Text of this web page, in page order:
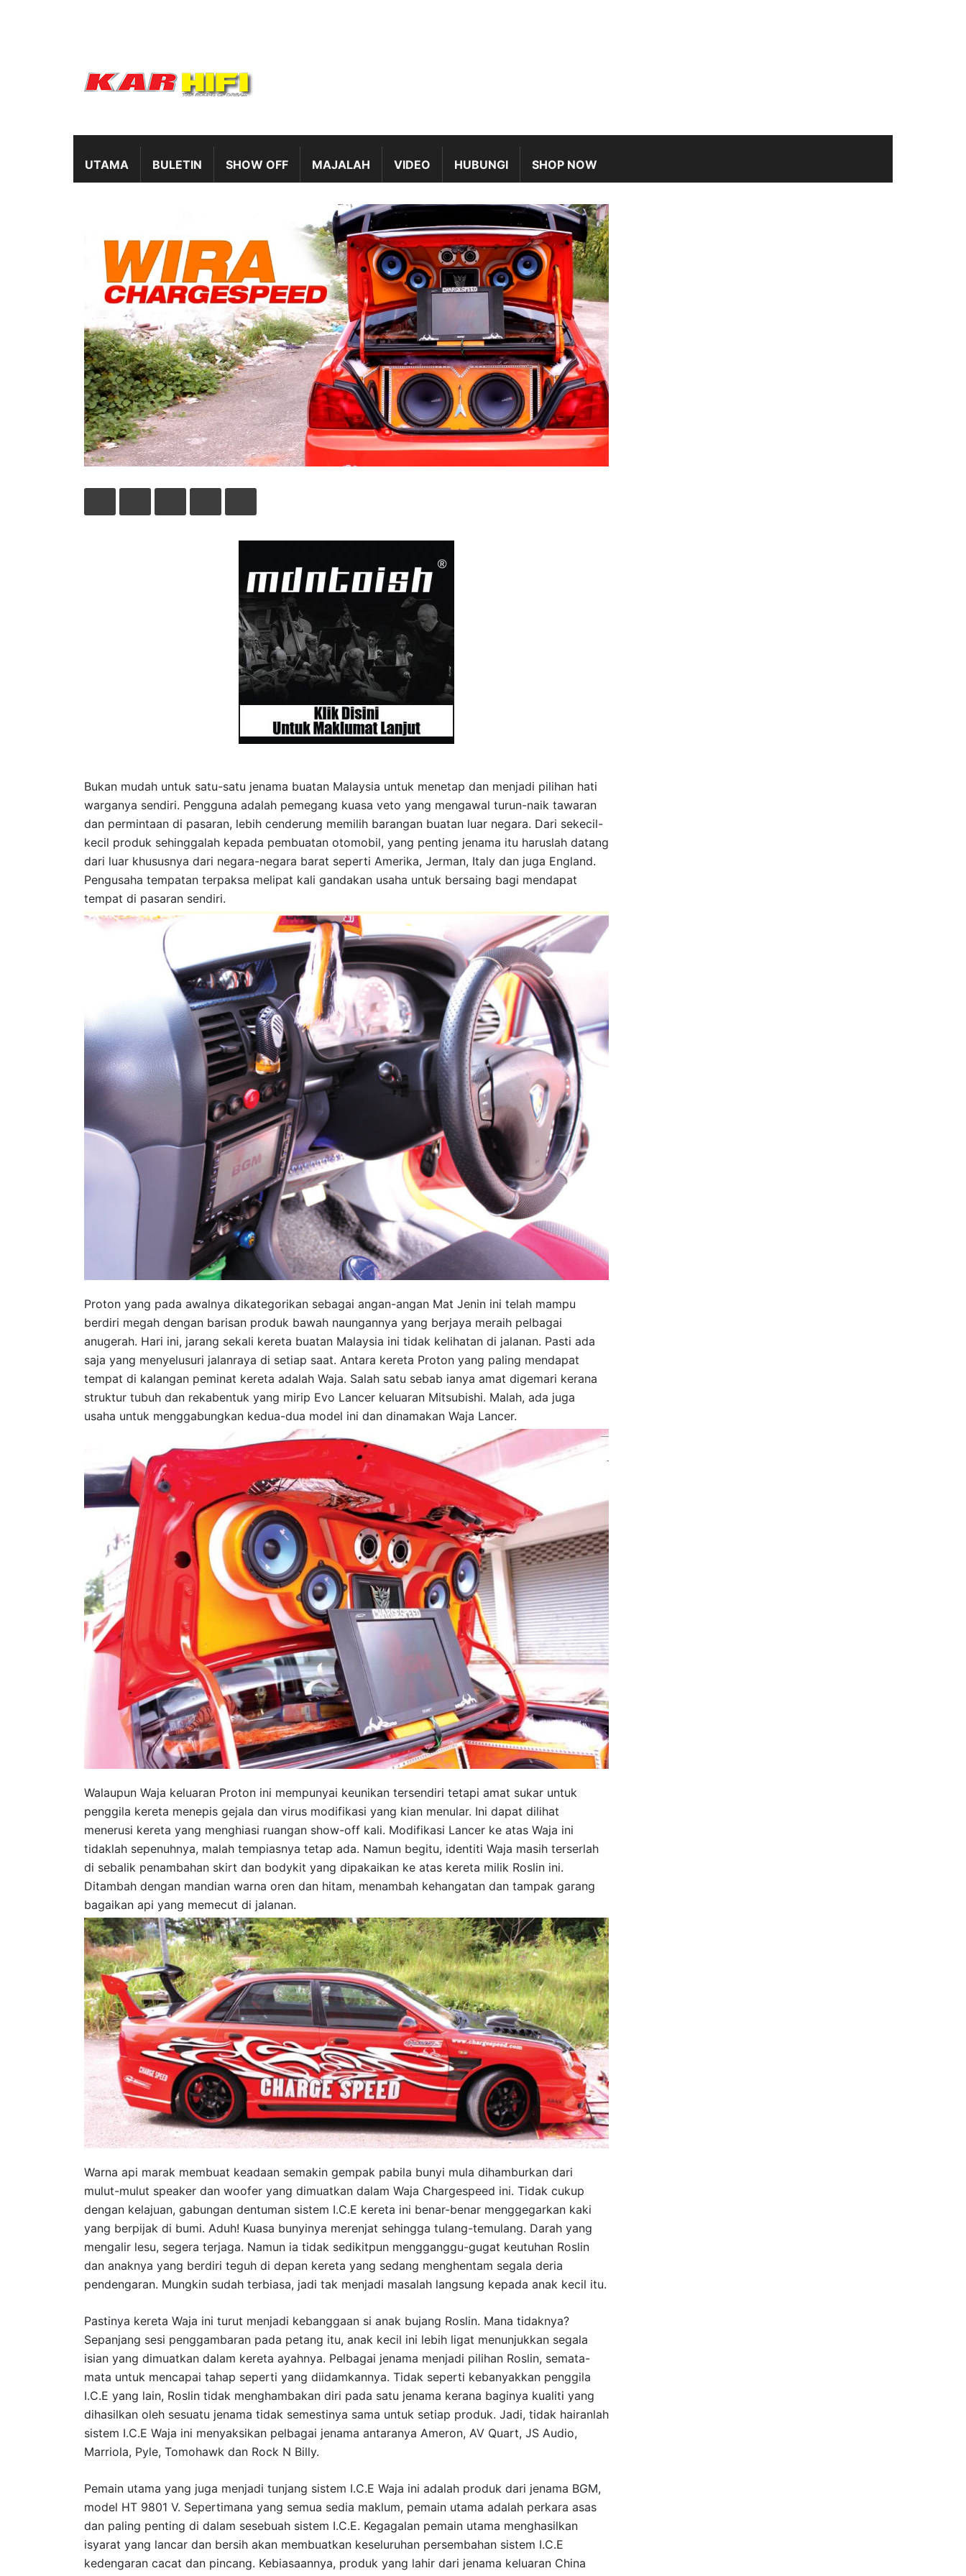
UTAMA BULETIN SHOW OFF MAJALAH VIDEO HUBUNGI SHOP NOW
Bukan mudah untuk satu-satu jenama buatan Malaysia untuk menetap dan menjadi pilihan hati
warganya sendiri. Pengguna adalah pemegang kuasa veto yang mengawal turun-naik tawaran
dan permintaan di pasaran, lebih cenderung memilih barangan buatan luar negara. Dari sekecil-
kecil produk sehinggalah kepada pembuatan otomobil, yang penting jenama itu haruslah datang
dari luar khususnya dari negara-negara barat seperti Amerika, Jerman, Italy dan juga England.
Pengusaha tempatan terpaksa melipat kali gandakan usaha untuk bersaing bagi mendapat
tempat di pasaran sendiri.
Proton yang pada awalnya dikategorikan sebagai angan-angan Mat Jenin ini telah mampu
berdiri megah dengan barisan produk bawah naungannya yang berjaya meraih pelbagai
anugerah. Hari ini, jarang sekali kereta buatan Malaysia ini tidak kelihatan di jalanan. Pasti ada
saja yang menyelusuri jalanraya di setiap saat. Antara kereta Proton yang paling mendapat
tempat di kalangan peminat kereta adalah Waja. Salah satu sebab ianya amat digemari kerana
struktur tubuh dan rekabentuk yang mirip Evo Lancer keluaran Mitsubishi. Malah, ada juga
usaha untuk menggabungkan kedua-dua model ini dan dinamakan Waja Lancer.
Walaupun Waja keluaran Proton ini mempunyai keunikan tersendiri tetapi amat sukar untuk
penggila kereta menepis gejala dan virus modifikasi yang kian menular. Ini dapat dilihat
menerusi kereta yang menghiasi ruangan show-off kali. Modifikasi Lancer ke atas Waja ini
tidaklah sepenuhnya, malah tempiasnya tetap ada. Namun begitu, identiti Waja masih terserlah
di sebalik penambahan skirt dan bodykit yang dipakaikan ke atas kereta milik Roslin ini.
Ditambah dengan mandian warna oren dan hitam, menambah kehangatan dan tampak garang
bagaikan api yang memecut di jalanan.
Warna api marak membuat keadaan semakin gempak pabila bunyi mula dihamburkan dari
mulut-mulut speaker dan woofer yang dimuatkan dalam Waja Chargespeed ini. Tidak cukup
dengan kelajuan, gabungan dentuman sistem I.C.E kereta ini benar-benar menggegarkan kaki
yang berpijak di bumi. Aduh! Kuasa bunyinya merenjat sehingga tulang-temulang. Darah yang
mengalir lesu, segera terjaga. Namun ia tidak sedikitpun mengganggu-gugat keutuhan Roslin
dan anaknya yang berdiri teguh di depan kereta yang sedang menghentam segala deria
pendengaran. Mungkin sudah terbiasa, jadi tak menjadi masalah langsung kepada anak kecil itu.
Pastinya kereta Waja ini turut menjadi kebanggaan si anak bujang Roslin. Mana tidaknya?
Sepanjang sesi penggambaran pada petang itu, anak kecil ini lebih ligat menunjukkan segala
isian yang dimuatkan dalam kereta ayahnya. Pelbagai jenama menjadi pilihan Roslin, semata-
mata untuk mencapai tahap seperti yang diidamkannya. Tidak seperti kebanyakkan penggila
I.C.E yang lain, Roslin tidak menghambakan diri pada satu jenama kerana baginya kualiti yang
dihasilkan oleh sesuatu jenama tidak semestinya sama untuk setiap produk. Jadi, tidak hairanlah
sistem I.C.E Waja ini menyaksikan pelbagai jenama antaranya Ameron, AV Quart, JS Audio,
Marriola, Pyle, Tomohawk dan Rock N Billy.
Pemain utama yang juga menjadi tunjang sistem I.C.E Waja ini adalah produk dari jenama BGM,
model HT 9801 V. Sepertimana yang semua sedia maklum, pemain utama adalah perkara asas
dan paling penting di dalam sesebuah sistem I.C.E. Kegagalan pemain utama menghasilkan
isyarat yang lancar dan bersih akan membuatkan keseluruhan persembahan sistem I.C.E
kedengaran cacat dan pincang. Kebiasaannya, produk yang lahir dari jenama keluaran China